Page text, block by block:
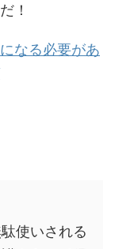
！
なる必要があ
使いされる